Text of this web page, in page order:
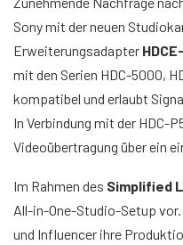
Sony mit der neuen
Erweiterungsadapter
mit den Serien HDC-5000,
kompatibel und erlaubt
In Verbindung mit der HDC-
Videoübertragung über ein
Im Rahmen des Simplified
All-in-One-Studio-Setup
und Influencer ihre